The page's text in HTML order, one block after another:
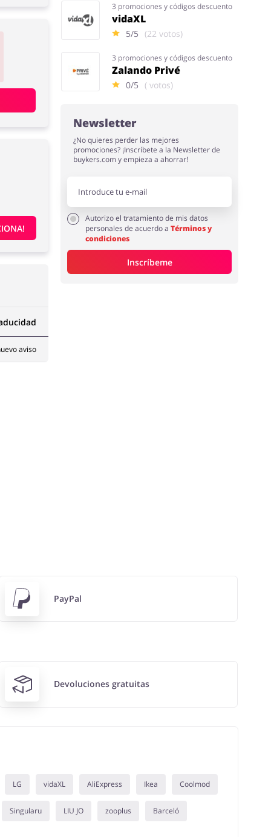
aviso
3 promociones y códigos descuento
vidaXL
5/5 (22 votos)
3 promociones y códigos descuento
Zalando Privé
0/5 ( votos)
Newsletter
¿No quieres perder las mejores
promociones? ¡Inscríbete a la Newsletter de
buykers.com y empieza a ahorrar!
Autorizo el tratamiento de mis datos
personales de acuerdo aTérminos y
condiciones
Inscríbeme
PayPal
Devoluciones gratuitas
LG vidaXL AliExpress Ikea Coolmod
Singularu LIU JO zooplus Barceló